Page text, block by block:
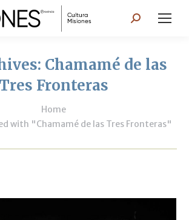
Search:
Chamamé de las
Tres Fronteras
Home
with "Chamamé de las Tres Fronteras"